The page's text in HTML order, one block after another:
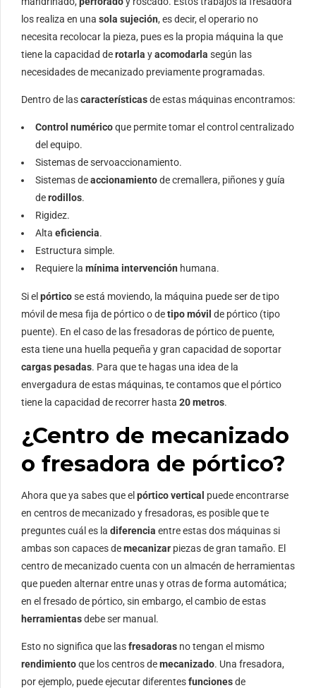
los realiza en una sola sujeción, es decir, el operario no
necesita recolocar la pieza, pues es la propia máquina la que
tiene la capacidad derotarla yacomodarla según las
necesidades de mecanizado previamente programadas.
Dentro de lascaracterísticasde estas máquinas encontramos:
Control numéricoque permite tomar el control centralizado
del equipo.
Sistemas de servoaccionamiento.
Sistemas deaccionamientode cremallera, piñones y guía
derodillos.
Rigidez.
Alta eficiencia.
Estructura simple.
Requiere la mínima intervención humana.
Si el pórticose está moviendo, la máquina puede ser de tipo
móvil de mesa fija de pórtico o detipo móvil de pórtico (tipo
puente). En el caso de las fresadoras de pórtico de puente,
esta tiene una huella pequeña y gran capacidad de soportar
cargas pesadas. Para que te hagas una idea de la
envergadura de estas máquinas, te contamos que el pórtico
tiene la capacidad de recorrer hasta 20 metros.
¿Centro de mecanizado
o fresadora de pórtico?
Ahora que ya sabes que elpórtico vertical puede encontrarse
en centros de mecanizado y fresadoras, es posible que te
preguntes cuál es la diferencia entre estas dos máquinas si
ambas son capaces demecanizar piezas de gran tamaño. El
centro de mecanizado cuenta con un almacén de herramientas
que pueden alternar entre unas y otras de forma automática;
en el fresado de pórtico, sin embargo, el cambio de estas
herramientasdebe ser manual.
Esto no significa que lasfresadoras no tengan el mismo
rendimientoque los centros demecanizado. Una fresadora,
por ejemplo, puede ejecutar diferentesfuncionesde